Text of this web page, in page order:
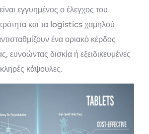
εγγυημένος ο έλεγχος του
και τα logistics χαμηλού
ένα οριακό κέρδος
ευνοώντας δισκία ή εξειδικευμένες
κάψουλες.